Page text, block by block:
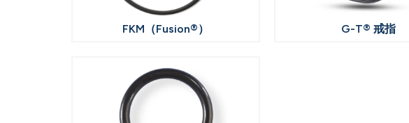
FKM（Fusion®） G-T® 戒指